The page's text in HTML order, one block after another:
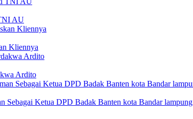
AU
Kliennya
Ardito
Ketua DPD Badak Banten kota Bandar lampung